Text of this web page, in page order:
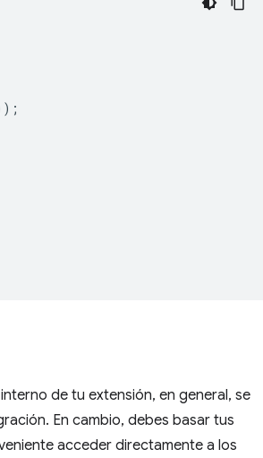
de tu extensión, en general, se
En cambio, debes basar tus
acceder directamente a los